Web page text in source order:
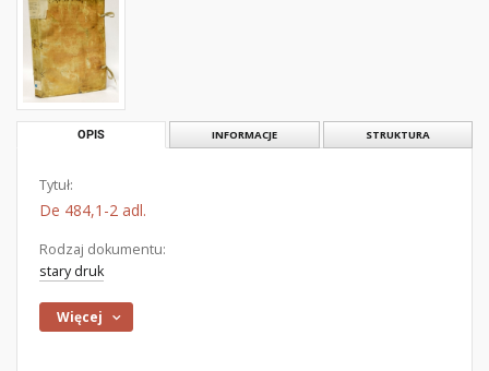
OPIS INFORMACJE STRUKTURA
Tytuł:
De 484,1-2 adl.
Rodzaj dokumentu:
stary druk
Więcej